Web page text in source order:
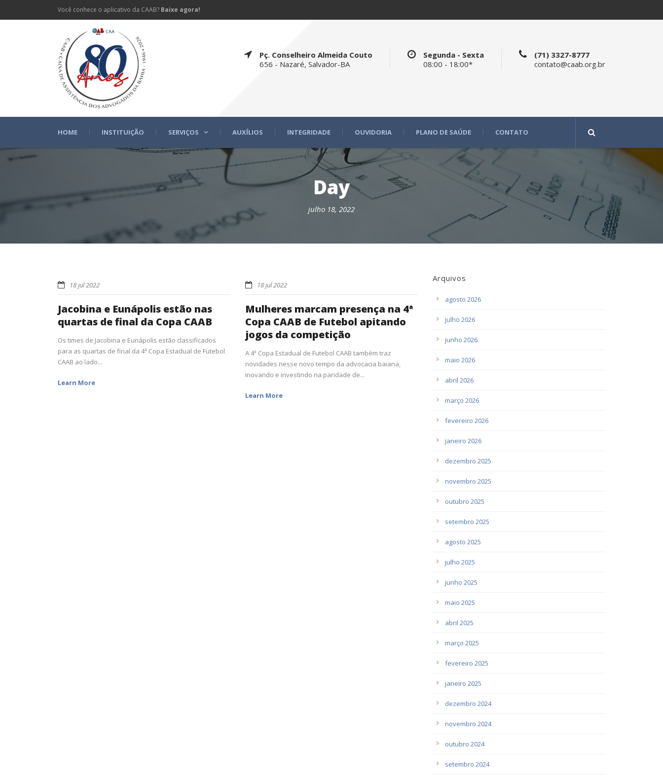
Você conhece o aplicativo da CAAB? Baixe agora!
Pç. Conselheiro Almeida Couto
656 - Nazaré, Salvador-BA
Segunda - Sexta
08:00 - 18:00*
(71) 3327-8777
contato@caab.org.br
HOME INSTITUIÇÃO SERVIÇOS AUXÍLIOS INTEGRIDADE OUVIDORIA PLANO DE SAÚDE CONTATO
Day
julho 18, 2022
18 jul 2022
Jacobina e Eunápolis estão nas
quartas de final da Copa CAAB
Os times de Jacobina e Eunápolis estão classificados
para as quartas de final da 4ª Copa Estadual de Futebol
CAAB ao lado...
Learn More
18 jul 2022
Mulheres marcam presença na 4ª
Copa CAAB de Futebol apitando
jogos da competição
A 4ª Copa Estadual de Futebol CAAB também traz
novidades nesse novo tempo da advocacia baiana,
inovando e investindo na paridade de...
Learn More
Arquivos
agosto 2026
julho 2026
junho 2026
maio 2026
abril 2026
março 2026
fevereiro 2026
janeiro 2026
dezembro 2025
novembro 2025
outubro 2025
setembro 2025
agosto 2025
julho 2025
junho 2025
maio 2025
abril 2025
março 2025
fevereiro 2025
janeiro 2025
dezembro 2024
novembro 2024
outubro 2024
setembro 2024